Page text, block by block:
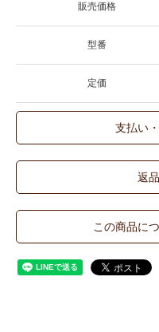
販売価格
型番
定価
支払い
返
この商品に